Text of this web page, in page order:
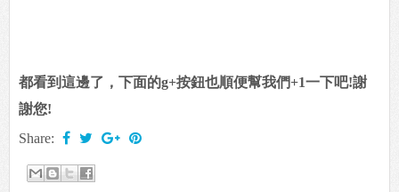
都看到這邊了，下面的g+按鈕也順便幫我們+1一下吧!謝
謝您!
Share: